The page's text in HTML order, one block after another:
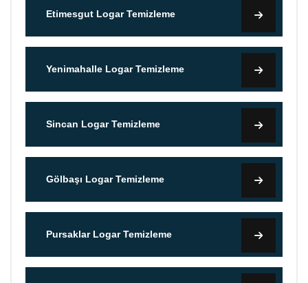
Etimesgut Logar Temizleme
Yenimahalle Logar Temizleme
Sincan Logar Temizleme
Gölbaşı Logar Temizleme
Pursaklar Logar Temizleme